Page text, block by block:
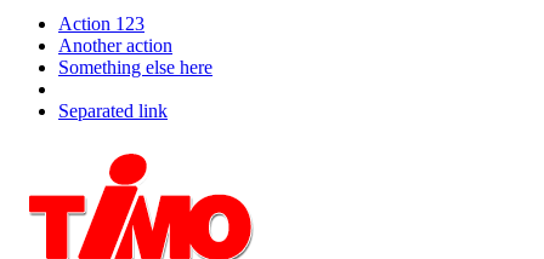
Action 123
Another action
Something else here
Separated link